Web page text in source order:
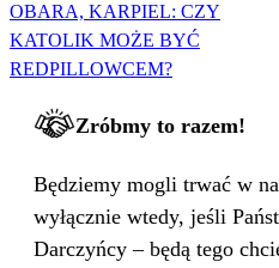
OBARA, KARPIEL: CZY
KATOLIK MOŻE BYĆ
REDPILLOWCEM?
Zróbmy to razem!
Będziemy mogli trwać w
wyłącznie wtedy, jeśli
Darczyńcy – będą tego